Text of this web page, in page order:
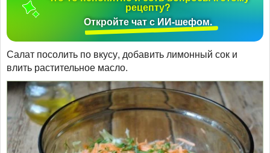
рецепту?
Откройте чат с ИИ-шефом.
Салат посолить по вкусу, добавить лимонный сок и
влить растительное масло.